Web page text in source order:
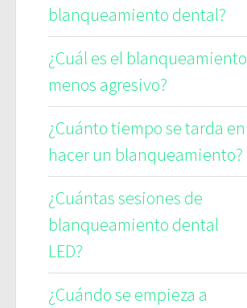
blanqueamiento dental?
¿Cuál es el blanqueamiento
menos agresivo?
¿Cuánto tiempo se tarda en
hacer un blanqueamiento?
¿Cuántas sesiones de
blanqueamiento dental
LED?
¿Cuándo se empieza a